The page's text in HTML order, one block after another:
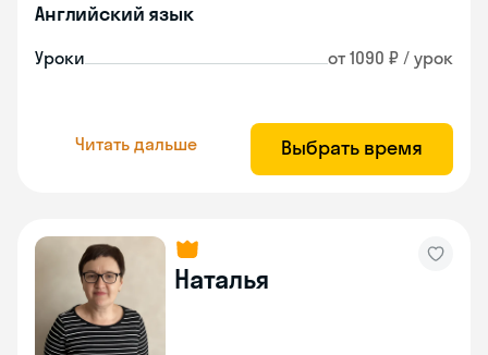
Английский язык
Уроки от 1090 ₽ / урок
Читать дальше Выбрать время
Наталья